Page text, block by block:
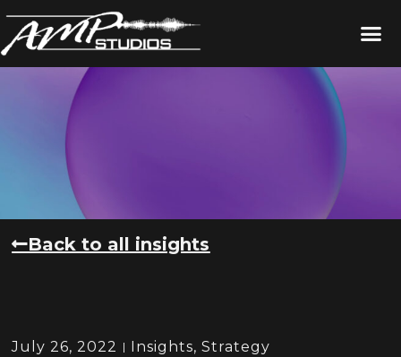
Back to all insights
July 26, 2022 Insights,Strategy